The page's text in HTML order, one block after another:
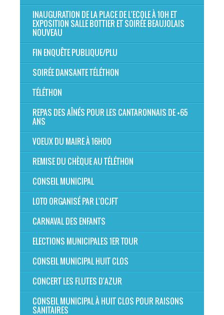
INAUGURATION DE LA PLACE DE L'ECOLE À 10H ET
EXPOSITION SALLE BOTTIER ET SOIRÉE BEAUJOLAIS
NOUVEAU
FIN ENQUÊTE PUBLIQUE/PLU
SOIRÉE DANSANTE TÉLÉTHON
TÉLÉTHON
REPAS DES AÎNÉS POUR LES CANTARONNAIS DE +65
ANS
VOEUX DU MAIRE À 16H00
REMISE DU CHÈQUE AU TÉLÉTHON
CONSEIL MUNICIPAL
LOTO ORGANISÉ PAR L'OCJFT
CARNAVAL DES ENFANTS
ELECTIONS MUNICIPALES 1ER TOUR
CONSEIL MUNICIPAL HUIT CLOS
CONCERT LES FLUTES D'AZUR
CONSEIL MUNICIPAL À HUIT CLOS POUR RAISONS
SANITAIRES